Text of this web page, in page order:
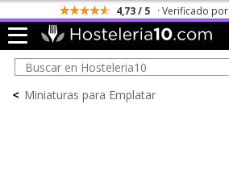
4,73 / 5 · Verificado por
< Miniaturas para Emplatar